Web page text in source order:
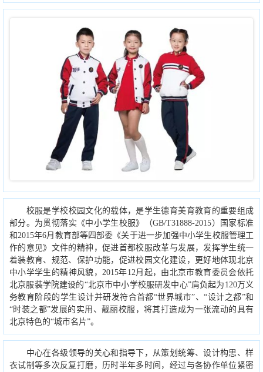
校服是学校校园文化的载体，是学生德育美育教育的重要组成
部分。为贯彻落实《中小学生校服》（GB/T31888-2015）国家标准
和2015年6月教育部等四部委《关于进一步加强中小学生校服管理工
作的意见》文件的精神，促进首都校服改革与发展，发挥学生统一
着装教育、规范、保护功能，促进校园文化建设，更好地体现北京
中小学学生的精神风貌，2015年12月起，由北京市教育委员会依托
北京服装学院建设的“北京市中小学校服研发中心”肩负起为120万义
务教育阶段的学生设计并研发符合首都“世界城市”、“设计之都”和
“时装之都”发展的实用、靓丽校服，将其打造成为一张流动的具有
北京特色的“城市名片”。
中心在各级领导的关心和指导下，从策划统筹、设计构思、样
衣试制等多次反复打磨，历时半年多时间，经过与各协作单位紧密